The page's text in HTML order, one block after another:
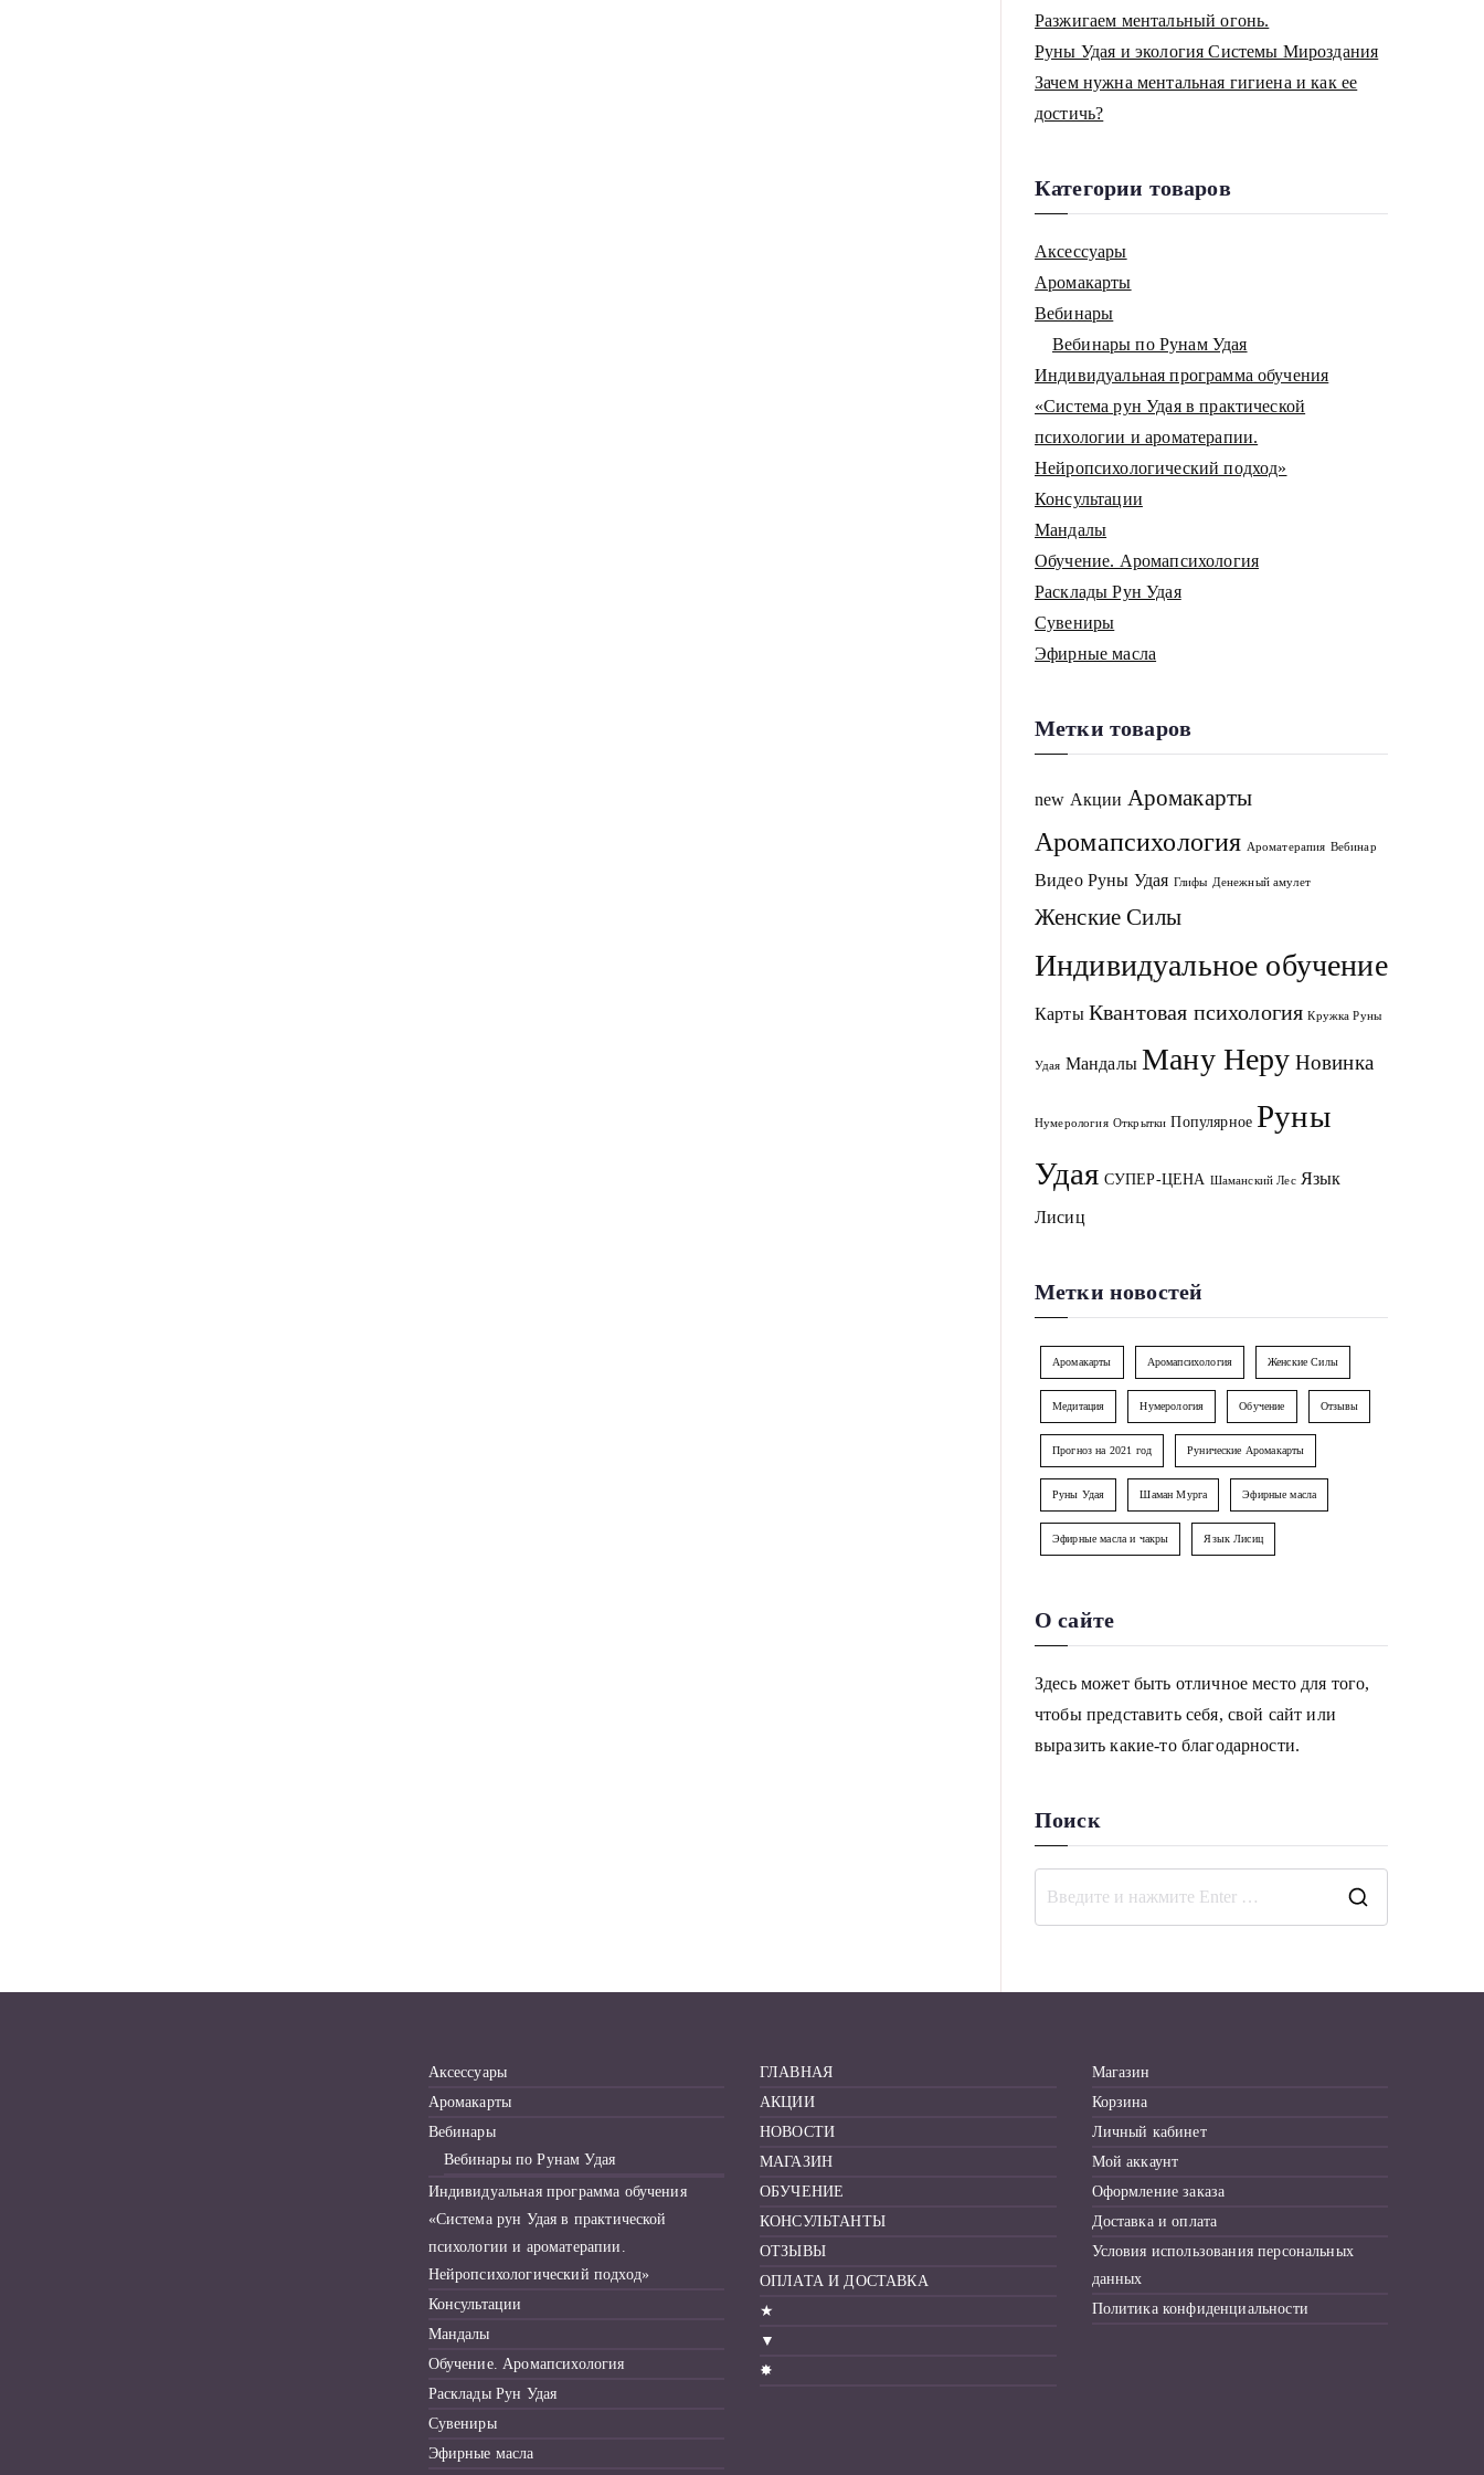
Разжигаем ментальный огонь.
Руны Удая и экология Системы Мироздания
Зачем нужна ментальная гигиена и как ее
достичь?
Категории товаров
Аксессуары
Аромакарты
Вебинары
Вебинары по Рунам Удая
Индивидуальная программа обучения
«Система рун Удая в практической
психологии и ароматерапии.
Нейропсихологический подход»
Консультации
Мандалы
Обучение. Аромапсихология
Расклады Рун Удая
Сувениры
Эфирные масла
Метки товаров
new Акции Аромакарты
Аромапсихология Ароматерапия Вебинар
Видео Руны Удая Глифы Денежный амулет
Женские Силы
Индивидуальное обучение
Карты Квантовая психология Кружка Руны
Удая Мандалы Ману Неру Новинка
Нумерология Открытки Популярное Руны
Удая СУПЕР-ЦЕНА Шаманский Лес Язык
Лисиц
Метки новостей
Аромакарты Аромапсихология Женские Силы
Медитация Нумерология Обучение Отзывы
Прогноз на 2021 год Рунические Аромакарты
Руны Удая Шаман Мурга Эфирные масла
Эфирные масла и чакры Язык Лисиц
О сайте
Здесь может быть отличное место для того,
чтобы представить себя, свой сайт или
выразить какие-то благодарности.
Поиск
Аксессуары
Аромакарты
Вебинары
Вебинары по Рунам Удая
Индивидуальная программа обучения
«Система рун Удая в практической
психологии и ароматерапии.
Нейропсихологический подход»
Консультации
Мандалы
Обучение. Аромапсихология
Расклады Рун Удая
Сувениры
Эфирные масла
ГЛАВНАЯ
АКЦИИ
НОВОСТИ
МАГАЗИН
ОБУЧЕНИЕ
КОНСУЛЬТАНТЫ
ОТЗЫВЫ
ОПЛАТА И ДОСТАВКА
★
▼
✸
Магазин
Корзина
Личный кабинет
Мой аккаунт
Оформление заказа
Доставка и оплата
Условия использования персональных
данных
Политика конфиденциальности